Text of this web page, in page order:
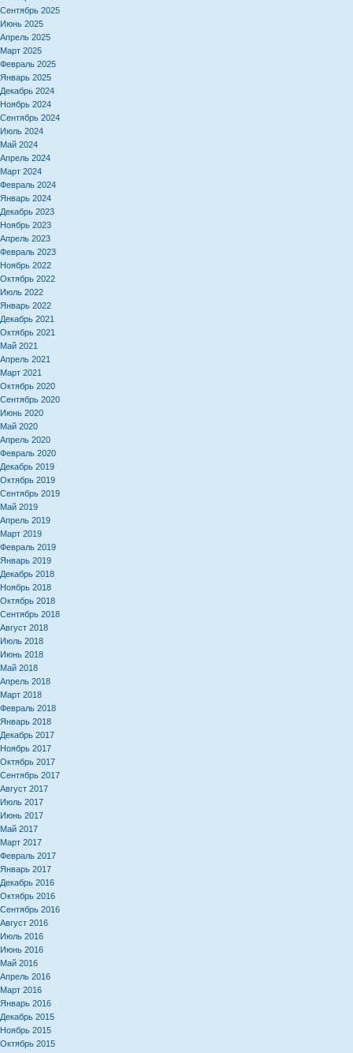
Сентябрь 2025
Июнь 2025
Апрель 2025
Март 2025
Февраль 2025
Январь 2025
Декабрь 2024
Ноябрь 2024
Сентябрь 2024
Июль 2024
Май 2024
Апрель 2024
Март 2024
Февраль 2024
Январь 2024
Декабрь 2023
Ноябрь 2023
Апрель 2023
Февраль 2023
Ноябрь 2022
Октябрь 2022
Июль 2022
Январь 2022
Декабрь 2021
Октябрь 2021
Май 2021
Апрель 2021
Март 2021
Октябрь 2020
Сентябрь 2020
Июнь 2020
Май 2020
Апрель 2020
Февраль 2020
Декабрь 2019
Октябрь 2019
Сентябрь 2019
Май 2019
Апрель 2019
Март 2019
Февраль 2019
Январь 2019
Декабрь 2018
Ноябрь 2018
Октябрь 2018
Сентябрь 2018
Август 2018
Июль 2018
Июнь 2018
Май 2018
Апрель 2018
Март 2018
Февраль 2018
Январь 2018
Декабрь 2017
Ноябрь 2017
Октябрь 2017
Сентябрь 2017
Август 2017
Июль 2017
Июнь 2017
Май 2017
Март 2017
Февраль 2017
Январь 2017
Декабрь 2016
Октябрь 2016
Сентябрь 2016
Август 2016
Июль 2016
Июнь 2016
Май 2016
Апрель 2016
Март 2016
Январь 2016
Декабрь 2015
Ноябрь 2015
Октябрь 2015